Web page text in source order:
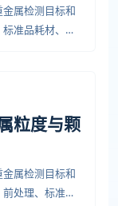
属检测目标和
准品耗材、安
粒度与颗
属检测目标和
处理、标准品